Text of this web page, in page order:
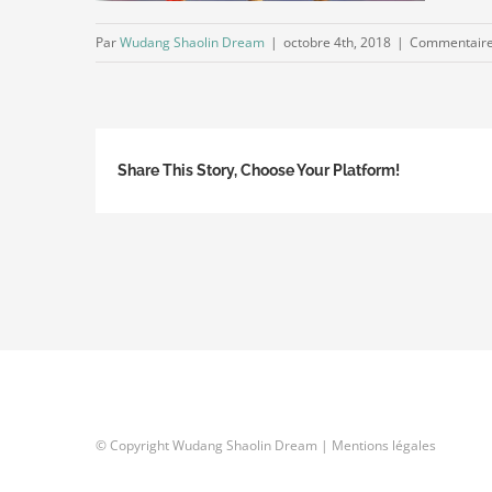
ParWudang Shaolin Dream | octobre 4th, 2018 |
Share This Story, Choose Your Platform!
© Copyright Wudang Shaolin Dream | Mentions légales